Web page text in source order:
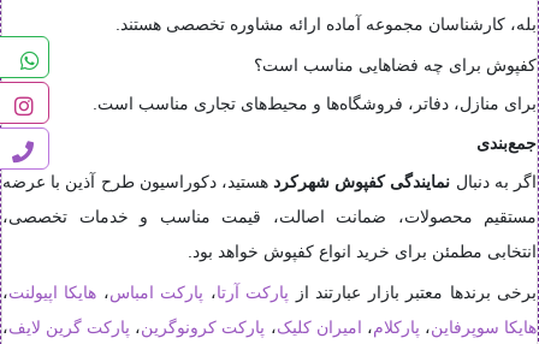
بله، کارشناسان مجموعه آماده ارائه مشاوره تخصصی هستند.
کفپوش برای چه فضاهایی مناسب است؟
برای منازل، دفاتر، فروشگاه‌ها و محیط‌های تجاری مناسب است.
جمع‌بندی
اگر به دنبال نمایندگی کفپوش شهرکردهستید، دکوراسیون طرح آذین با عرضه
مستقیم محصولات، ضمانت اصالت، قیمت مناسب و خدمات تخصصی،
انتخابی مطمئن برای خرید انواع کفپوش خواهد بود.
برخی برندها معتبر بازار عبارتند از پارکت آرتا، پارکت امباس، هایکا اپیولنت،
هایکا سوپرفاین، پارکلام، امیران کلیک، پارکت کرونوگرین، پارکت گرین لایف،